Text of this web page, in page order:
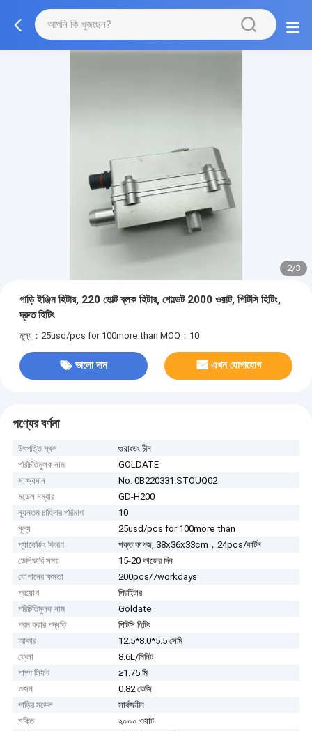
2/3
গাড়ি ইঞ্জিন হিটার, 220 ভোল্ট ব্লক হিটার, গোল্ডেট 2000 ওয়াট, পিটিসি হিটিং,
দ্রুত হিটিং
মূল্য：25usd/pcs for 100more than MOQ：10
ভালো দাম এখন যোগাযোগ
পণ্যের বর্ণনা
উৎপত্তি স্থল
গুয়াংডং চীন
পরিচিতিমুলক নাম
GOLDATE
সাক্ষ্যদান
No. 0B220331.STOUQ02
মডেল নম্বার
GD-H200
ন্যূনতম চাহিদার পরিমাণ
10
মূল্য
25usd/pcs for 100more than
প্যাকেজিং বিবরণ
শক্ত কাগজ, 38x36x33cm，24pcs/কার্টন
ডেলিভারি সময়
15-20 কাজের দিন
যোগানের ক্ষমতা
200pcs/7workdays
প্রয়োগ
প্রিহিটার
পরিচিতিমুলক নাম
Goldate
গরম করার পদ্ধতি
পিটিসি হিটিং
আকার
12.5*8.0*5.5 সেমি
ফ্লো
8.6L/মিনিট
পাম্প লিফট
≥1.75 মি
ওজন
0.82 কেজি
গাড়ির মডেল
সার্বজনীন
শক্তি
২০০০ ওয়াট